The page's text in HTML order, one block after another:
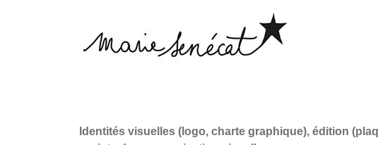
Identités visuelles (logo, charte graphique), édition